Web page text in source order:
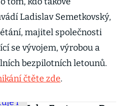
Ladislav Semetkovský,
majitel společnosti
se vývojem, výrobou a
bezpilotních letounů.
čtěte zde.